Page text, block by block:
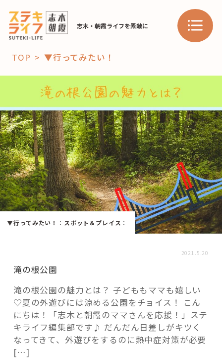
志木・朝霞ライフを素敵に
「コト」
子育て
暮らし
おすすめ
スポット 学び・教育
「場」
HAREL HAREL
活用事例
「モノ」
fleXe リノベ事例
「ひと」
TOP ▼行ってみたい！
▼行ってみたい！ ： スポット＆プレイス ：
2021.5.20
滝の根公園
滝の根公園の魅力とは？ 子どももママも嬉しい
♡夏の外遊びには涼める公園をチョイス！ こん
にちは！「志木と朝霞のママさんを応援！」ステ
キライフ編集部です♪ だんだん日差しがキツく
なってきて、外遊びをするのに熱中症対策が必要
[…]